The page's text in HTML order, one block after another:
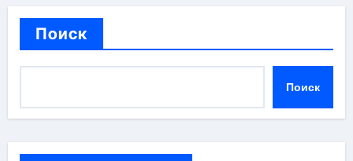
Поиск
Поиск